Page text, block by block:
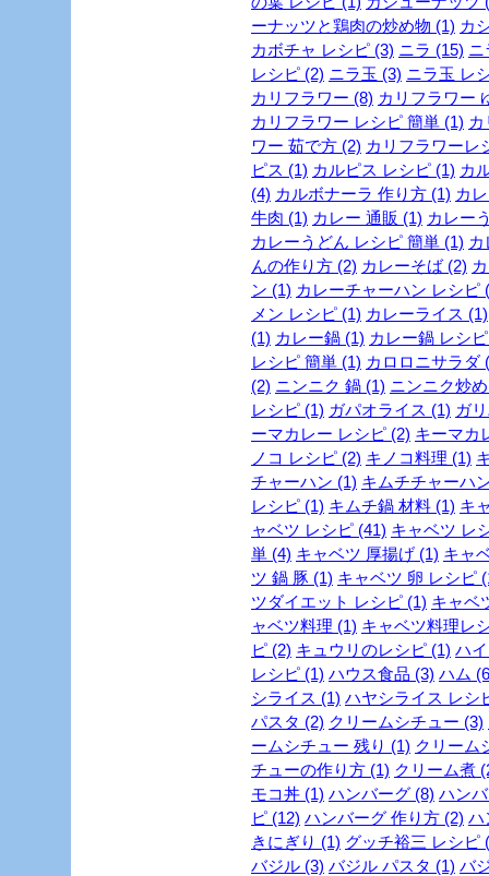
ーナッツと鶏肉の炒め物 (1) カ
カボチャ レシピ (3) ニラ (15) ニ
レシピ (2) ニラ玉 (3) ニラ玉 レ
カリフラワー (8) カリフラワー
カリフラワー レシピ 簡単 (1)
ワー 茹で方 (2) カリフラワーレ
ピス (1) カルピス レシピ (1) カ
(4) カルボナーラ 作り方 (1) カ
牛肉 (1) カレー 通販 (1) カレー
カレーうどん レシピ 簡単 (1)
んの作り方 (2) カレーそば (2)
ン (1) カレーチャーハン レシピ
メン レシピ (1) カレーライス (1)
(1) カレー鍋 (1) カレー鍋 レシ
レシピ 簡単 (1) カロロニサラダ
(2) ニンニク 鍋 (1) ニンニク炒
レシピ (1) ガパオライス (1) ガ
ーマカレー レシピ (2) キーマカ
ノコ レシピ (2) キノコ料理 (1)
チャーハン (1) キムチチャーハ
レシピ (1) キムチ鍋 材料 (1) キ
ャベツ レシピ (41) キャベツ レ
単 (4) キャベツ 厚揚げ (1) キャ
ツ 鍋 豚 (1) キャベツ 卵 レシピ
ツダイエット レシピ (1) キャベ
ャベツ料理 (1) キャベツ料理レ
ピ (2) キュウリのレシピ (1) ハ
レシピ (1) ハウス食品 (3) ハム
シライス (1) ハヤシライス レシ
パスタ (2) クリームシチュー (3)
ームシチュー 残り (1) クリーム
チューの作り方 (1) クリーム煮
モコ丼 (1) ハンバーグ (8) ハン
ピ (12) ハンバーグ 作り方 (2) ハ
きにぎり (1) グッチ裕三 レシピ
バジル (3) バジル パスタ (1) バ